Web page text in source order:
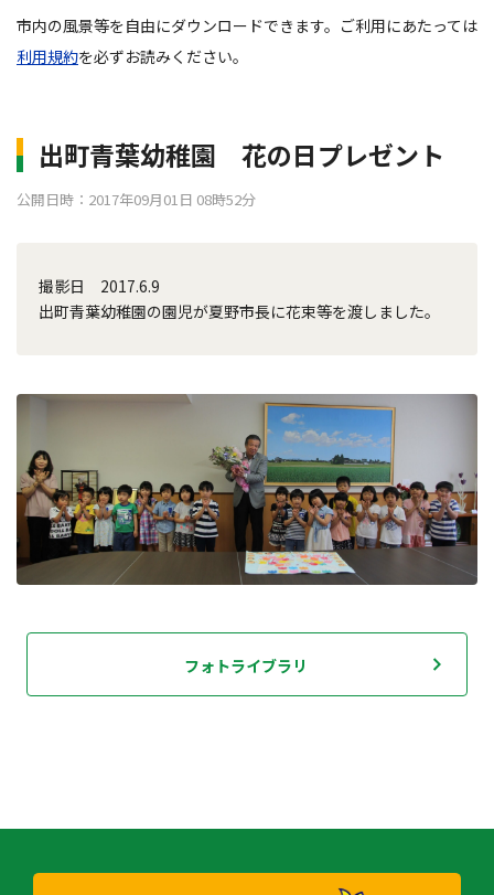
市内の風景等を自由にダウンロードできます。ご利用にあたっては
利用規約を必ずお読みください。
出町青葉幼稚園 花の日プレゼント
公開日時：2017年09月01日 08時52分
撮影日 2017.6.9
出町青葉幼稚園の園児が夏野市長に花束等を渡しました。
フォトライブラリ